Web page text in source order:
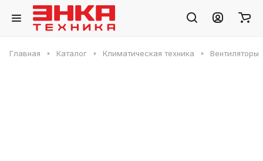
Главная Каталог Климатическая техника Вентиляторы